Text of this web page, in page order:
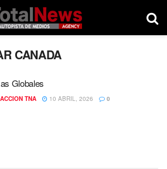
CANADA
Globales
TNA 10 ABRIL, 2026 0